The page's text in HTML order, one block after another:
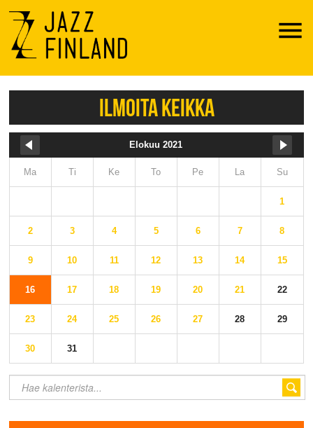
Menu
ILMOITA KEIKKA
Elokuu 2021
Ma Ti Ke To Pe La Su
1
2 3 4 5 6 7 8
9 10 11 12 13 14 15
16 17 18 19 20 21 22
23 24 25 26 27 28 29
30 31